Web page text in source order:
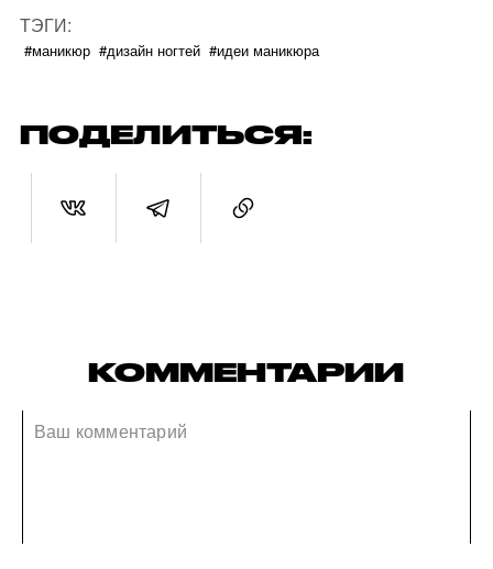
ТЭГИ:
#маникюр #дизайн ногтей #идеи маникюра
ПОДЕЛИТЬСЯ:
КОММЕНТАРИИ